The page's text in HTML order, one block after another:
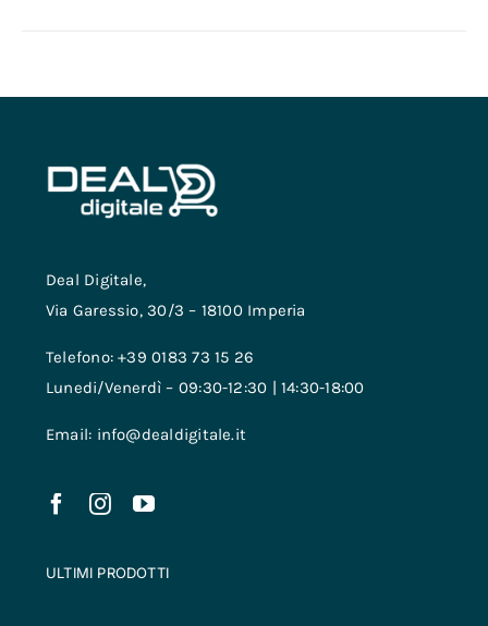
Deal Digitale,
Via Garessio, 30/3 – 18100 Imperia
Telefono: +39 0183 73 15 26
Lunedi/Venerdì – 09:30-12:30 | 14:30-18:00
Email: info@dealdigitale.it
ULTIMI PRODOTTI